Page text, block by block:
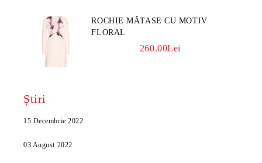
ROCHIE MĂTASE CU MOTIV
FLORAL
260.00Lei
Știri
15 Decembrie 2022
03 August 2022